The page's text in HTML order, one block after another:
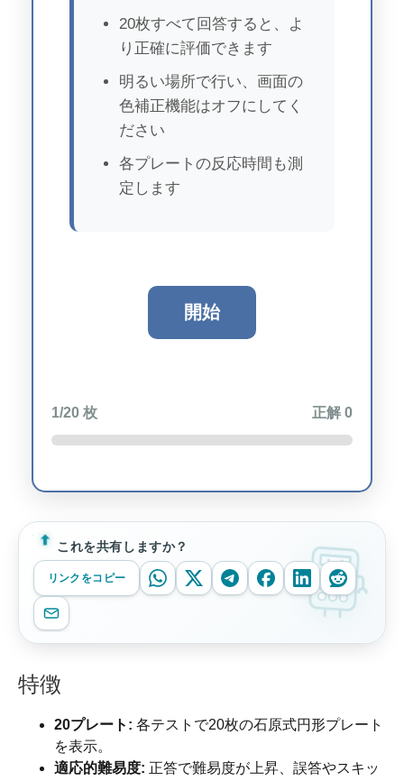
20枚すべて回答すると、よ
り正確に評価できます
明るい場所で行い、画面の
色補正機能はオフにしてく
ださい
各プレートの反応時間も測
定します
開始
1/20 枚 正解 0
これを共有しますか？
リンクをコピー
特徴
20プレート: 各テストで20枚の石原式円形プレート
を表示。
適応的難易度: 正答で難易度が上昇、誤答やスキッ